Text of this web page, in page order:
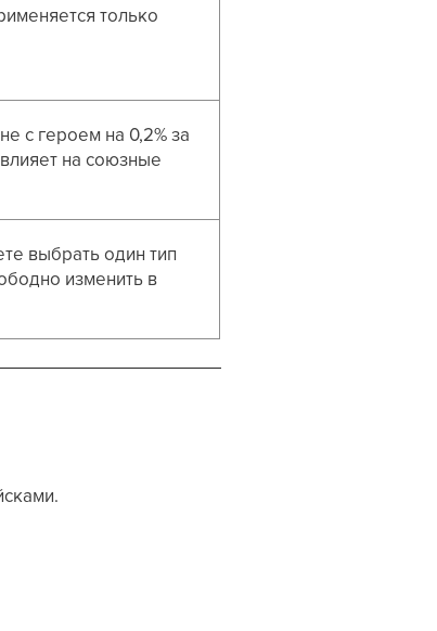
только
с героем на 0,2% за
на союзные
выбрать один тип
изменить в